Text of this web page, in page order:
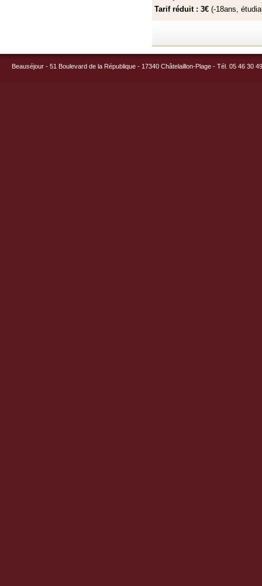
Tarif réduit : 3€ (-18ans,
Beauséjour - 51 Boulevard de la République - 17340 Châtelaillon-Plage - Tél. 05 46 30